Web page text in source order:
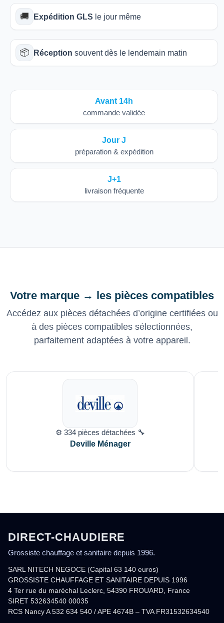
🚚 Expédition GLS le jour même
📦 Réception souvent dès le lendemain matin
Avant 14h
commande validée
Jour J
préparation & expédition
J+1
livraison fréquente
Votre marque → les pièces compatibles
Accédez aux pièces détachées d’origine certifiées ou
à des pièces compatibles sélectionnées,
parfaitement adaptées à votre appareil.
⚙️ 334 pièces détachées 🔧
Deville Ménager
DIRECT-CHAUDIERE
Grossiste chauffage et sanitaire depuis 1996.
SARL NITECH NEGOCE (Capital 63 140 euros)
GROSSISTE CHAUFFAGE ET SANITAIRE DEPUIS 1996
4 Ter rue du maréchal Leclerc, 54390 FROUARD, France
SIRET 532634540 00035
RCS Nancy A 532 634 540 / APE 4674B – TVA FR31532634540